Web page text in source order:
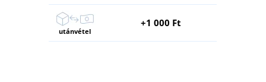
utánvétel
+1 000 Ft